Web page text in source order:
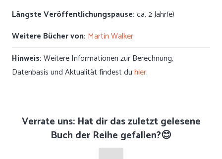
Längste Veröffentlichungspause:ca. 2 Jahr(e)
Weitere Bücher von: Martin Walker
Hinweis:Weitere Informationen zur Berechnung,
Datenbasis und Aktualität findest duhier.
Verrate uns: Hat dir das zuletzt gelesene
Buch der Reihe gefallen?😊